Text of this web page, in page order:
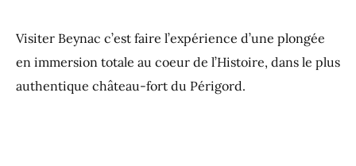
Visiter Beynac c’est faire l’expérience d’une plongée
en immersion totale au coeur de l’Histoire, dans le plus
authentique château-fort du Périgord.